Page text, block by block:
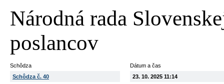
Národná rada
poslancov
Schôdza
Schôdza č. 40
Dátum a čas
23. 10. 2025 11:14